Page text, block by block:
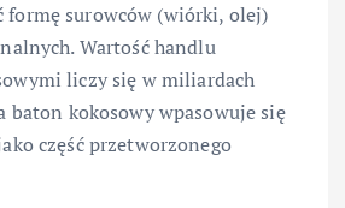
formę surowców (wiórki, olej)
Wartość handlu
liczy się w miliardach
baton kokosowy wpasowuje się
część przetworzonego